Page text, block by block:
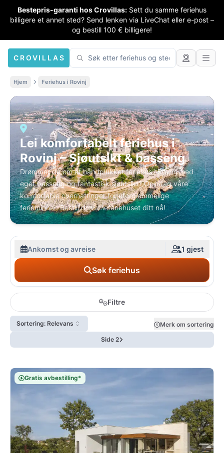
Bestepris-garanti hos Crovillas: Sett du samme feriehus
billigere et annet sted? Send lenken via LiveChat eller e-post –
og bestill 100 € billigere!
CROVILLAS
Hjem Feriehus i Rovinj
Lei komfortabelt feriehus i
Rovinj – Sjøutsikt & basseng
Drømmer du om et håndplukket feriehus i Rovinj med
eget basseng og fantastisk sjøutsikt? Oppdag våre
komfortable overnattinger for uforglemmelige
ferieminner. Bestill drømmeferiehuset ditt nå!
Ankomst og avreise 1 gjest
Søk feriehus
Filtre
Sortering: Relevans
Merk om sortering
Side 2
Gratis avbestilling*